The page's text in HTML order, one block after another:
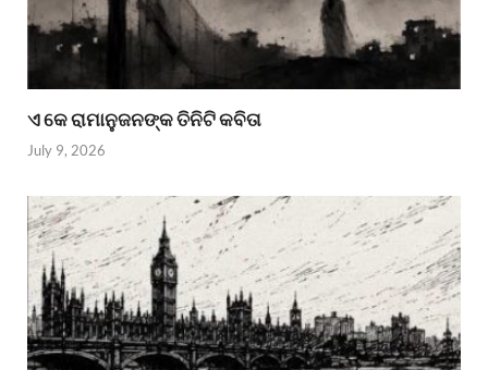
ଏ କେ ରାମାନୁଜନଙ୍କ ତିନିଟି କବିତା
July 9, 2026